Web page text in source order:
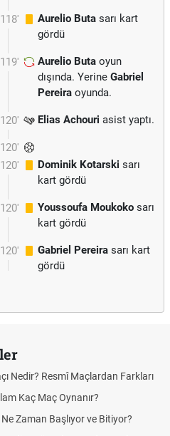
118' Aurelio Buta sarı kart
gördü
119' Aurelio Buta oyun
dışında. Yerine Gabriel
Pereira oyunda.
120' Elias Achouri asist yaptı.
120'
120'
Dominik Kotarski sarı
kart gördü
120' Youssoufa Moukoko sarı
kart gördü
120' Gabriel Pereira sarı kart
gördü
Farkları
Bitiyor?
Puan
Futbol Nasıl